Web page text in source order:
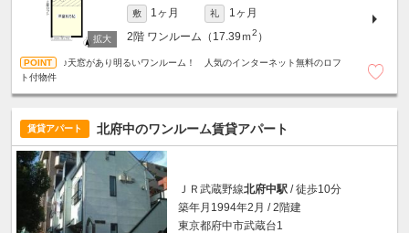
敷 1ヶ月 礼
1ヶ月
2階 ワンルーム（17.39ｍ2 ）
♪天窓があり明るいワンルーム！ 人気のインターネット無料のロフ
ト付物件
賃貸アパート 北府中のワンルーム賃貸アパート
ＪＲ武蔵野線北府中駅 / 徒歩10分
築年月1994年2月 / 2階建
東京都府中市武蔵台1